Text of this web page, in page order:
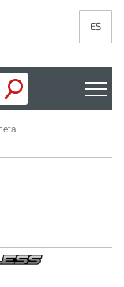
ES